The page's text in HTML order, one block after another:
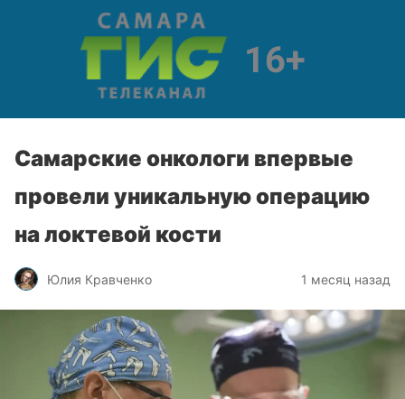
Самарские онкологи впервые
провели уникальную операцию
на локтевой кости
Юлия Кравченко 1 месяц назад